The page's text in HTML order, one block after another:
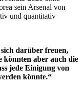
sein Arsenal von
und quantitativ
darüber freuen,
könnten aber auch die
jede Einigung von
könnte.“